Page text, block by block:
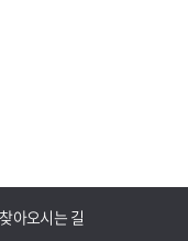
찾아오시는 길